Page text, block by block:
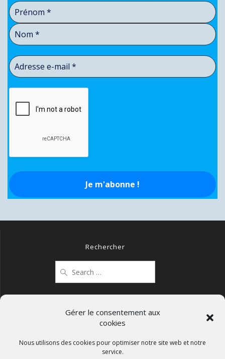
Gérer le consentement aux
cookies
Nous utilisons des cookies pour optimiser notre site web et notre
service.
Rechercher
for:
Mentions légales
Politique de confidentialité
Politique de cookies (UE)